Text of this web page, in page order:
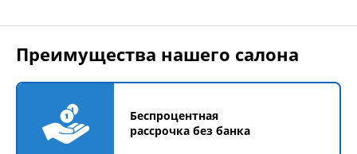
Преимущества нашего салона
Беспроцентная
рассрочка без банка